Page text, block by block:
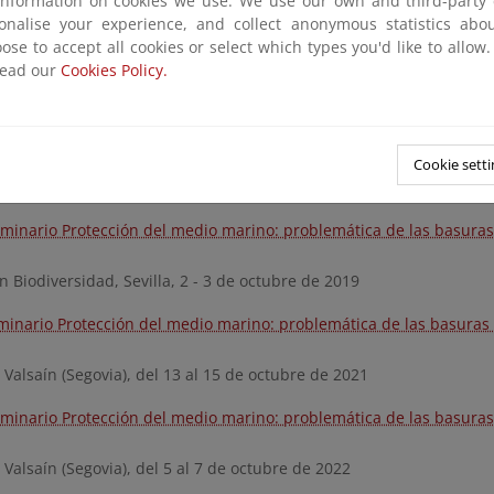
sobre Protección del medio marino: problemática de las
Protección del medio marino: problemática de las
Biodiversidad, Sevilla, 2 - 3 de octubre de 2019
Protección del medio marino: problemática de las
Valsaín (Segovia), del 13 al 15 de octubre de 2021
Protección del medio marino: problemática de las
Valsaín (Segovia), del 5 al 7 de octubre de 2022
your experience, and collect anonymous statistics
to accept all cookies or select which types you'd like to
our Cookies Policy.
Cookie